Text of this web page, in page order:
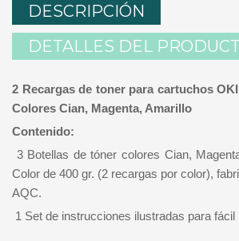
DESCRIPCIÓN
DETALLES DEL
2 Recargas de toner para cartuchos
Colores Cian, Magenta, Amarillo
Contenido:
3 Botellas de tóner colores Cian,
Color de 400 gr. (2 recargas por color),
AQC.
1 Set de instrucciones ilustradas para fácil